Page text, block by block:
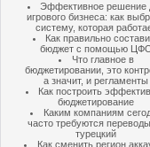
Эффективное решение
игрового бизнеса: как
систему, которая
Как правильно
бюджет с помощью
Что главное в
бюджетировании, это
а значит, и регламенты
Как построить
бюджетирование
Каким компаниям
часто требуются
турецкий
Как сменить регион